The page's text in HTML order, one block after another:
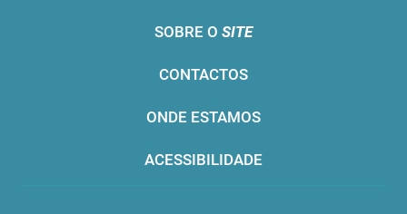
SOBRE O SITE
CONTACTOS
ONDE ESTAMOS
ACESSIBILIDADE